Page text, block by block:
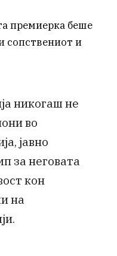
премиерка беше
сопствениот и
никогаш не
во
јавно
за неговата
кон
на